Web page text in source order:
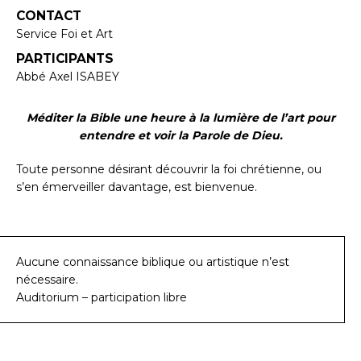
CONTACT
Service Foi et Art
PARTICIPANTS
Abbé Axel ISABEY
Méditer la Bible une heure à la lumière de l’art pour
entendre et voir la Parole de Dieu.
Toute personne désirant découvrir la foi chrétienne, ou
s’en émerveiller davantage, est bienvenue.
Aucune connaissance biblique ou artistique n’est
nécessaire.
Auditorium – participation libre